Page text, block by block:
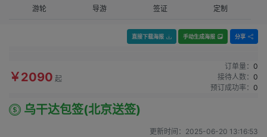
游轮 导游 签证 定制
直接下载海报 手动生成海报 分享
￥2090 起
订单量： 0
接待人数： 0
预订成功率： 0
乌干达包签(北京送签)
更新时间： 2025-06-20 13:16:53